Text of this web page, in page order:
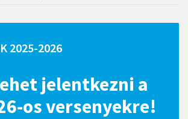
2025-2026
jelentkezni a
os versenyekre!